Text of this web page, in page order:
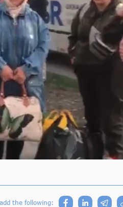
add the following: